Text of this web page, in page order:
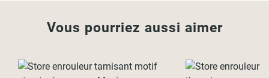
Vous pourriez aussi aimer